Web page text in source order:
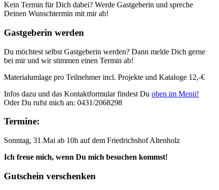
Kein Termin für Dich dabei? Werde Gastgeberin und spreche
Deinen Wunschtermin mit mir ab!
Gastgeberin werden
Du möchtest selbst Gastgeberin werden? Dann melde Dich gerne
bei mir und wir stimmen einen Termin ab!
Materialumlage pro Teilnehmer incl. Projekte und Kataloge 12,-€
Infos dazu und das Kontaktformular findest Du oben im Menü!
Oder Du rufst mich an: 0431/2068298
Termine:
Sonntag, 31.Mai ab 10h auf dem Friedrichshof Altenholz
Ich freue mich, wenn Du mich besuchen kommst!
Gutschein verschenken